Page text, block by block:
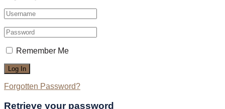
Remember Me
Forgotten Password?
Retrieve your password